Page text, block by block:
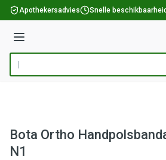
Ga naar de inhoud
Apothekersadvies Snelle beschikbaarheid
Menu
Product, merk, categorie...
Bota Ortho
N1